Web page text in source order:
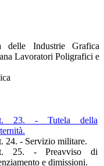
delle Industrie Grafica
Lavoratori Poligrafici e
23. - Tutela della
24. - Servizio militare.
25. - Preavviso di
e dimissioni.